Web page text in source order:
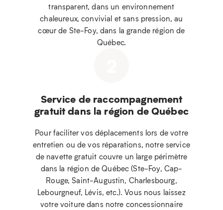
transparent, dans un environnement
chaleureux, convivial et sans pression, au
cœur de Ste-Foy, dans la grande région de
Québec.
Service de raccompagnement
gratuit dans la région de Québec
Pour faciliter vos déplacements lors de votre
entretien ou de vos réparations, notre service
de navette gratuit couvre un large périmètre
dans la région de Québec (Ste-Foy, Cap-
Rouge, Saint-Augustin, Charlesbourg,
Lebourgneuf, Lévis, etc.). Vous nous laissez
votre voiture dans notre concessionnaire